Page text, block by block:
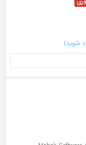
شوید)